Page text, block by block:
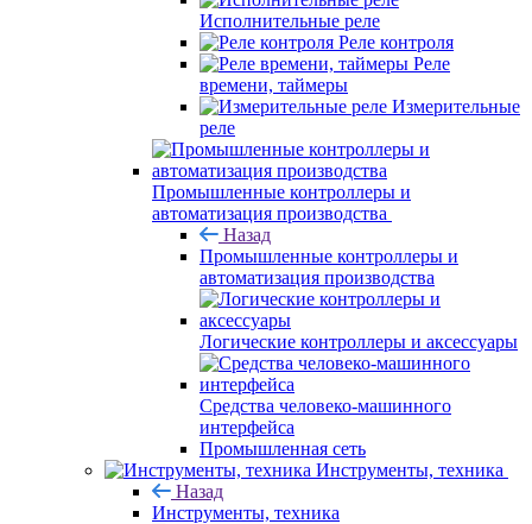
Исполнительные реле
Реле контроля
Реле
времени, таймеры
Измерительные
реле
Промышленные контроллеры и
автоматизация производства
Назад
Промышленные контроллеры и
автоматизация производства
Логические контроллеры и аксессуары
Средства человеко-машинного
интерфейса
Промышленная сеть
Инструменты, техника
Назад
Инструменты, техника